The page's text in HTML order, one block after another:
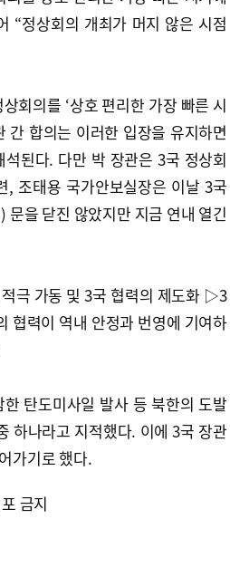
“정상회의 개최가 머지 않은 시점
회의를 ‘상호 편리한 가장 빠른 시
간 합의는 이러한 입장을 유지하면
된다. 다만 박 장관은 3국 정상회
조태용 국가안보실장은 이날 3국
을 닫진 않았지만 지금 연내 열긴
극 가동 및 3국 협력의 제도화 ▷3
협력이 역내 안정과 번영에 기여하
탄도미사일 발사 등 북한의 도발
하나라고 지적했다. 이에 3국 장관
가기로 했다.
금지